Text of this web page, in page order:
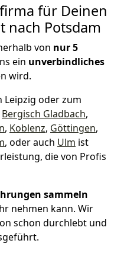
für Deinen
nach Potsdam
von nur 5
ein unverbindliches
wird.
Leipzig oder zum
Bergisch Gladbach,
, Koblenz, Göttingen,
, oder auch Ulm ist
die von Profis
sammeln
nehmen kann. Wir
schon durchlebt und